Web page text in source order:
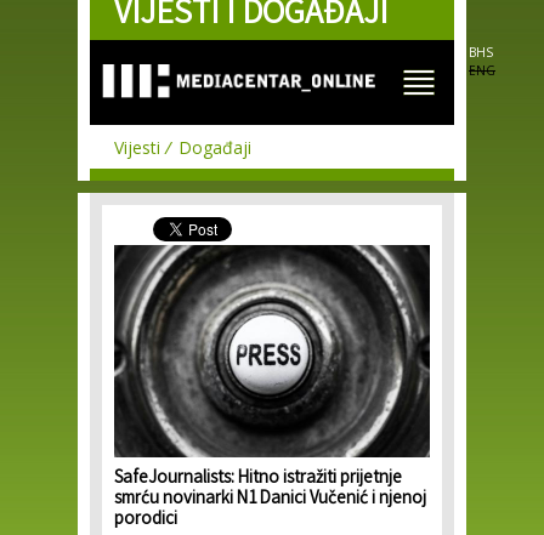
Skip to
main
VIJESTI I DOGAĐAJI
BHS
ENG
Vijesti Događaji
SafeJournalists: Hitno istražiti prijetnje
smrću novinarki N1 Danici Vučenić i njenoj
porodici